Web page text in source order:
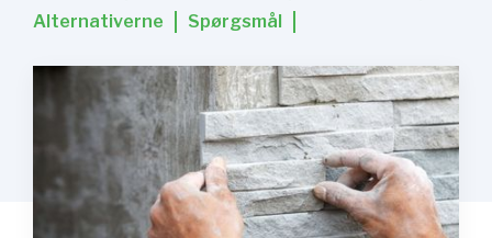
Alternativerne
Spørgsmål